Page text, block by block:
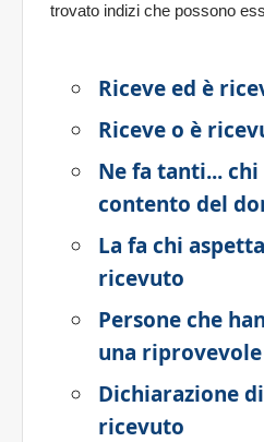
trovato indizi che possono
Riceve ed è
Riceve o è
Ne fa tanti...
contento del
La fa chi
ricevuto
Persone che
una
Dichiarazione
ricevuto